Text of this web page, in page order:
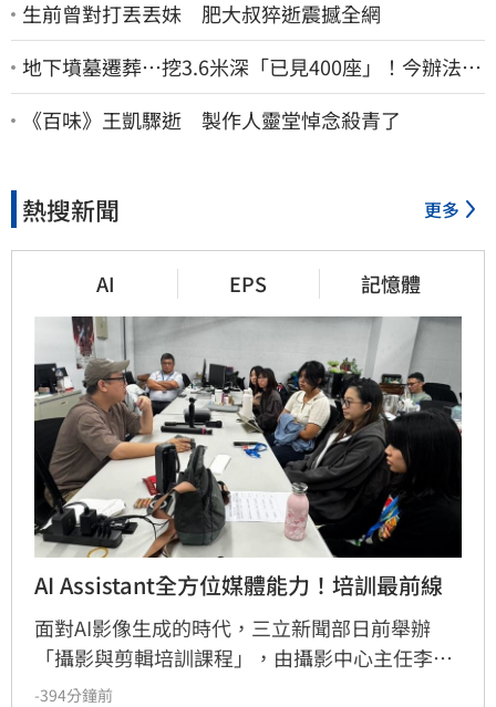
生前曾對打丟丟妹 肥大叔猝逝震撼全網
地下墳墓遷葬…挖3.6米深「已見400座」！今辦法會
安撫祖先
《百味》王凱驟逝 製作人靈堂悼念殺青了
熱搜新聞 更多
AI EPS 記憶體
AI Assistant全方位媒體能力！培訓最前線
面對AI影像生成的時代，三立新聞部日前舉辦
「攝影與剪輯培訓課程」，由攝影中心主任李東
益率專業團隊，帶領AI Assistant培訓生深入新聞
-394分鐘前